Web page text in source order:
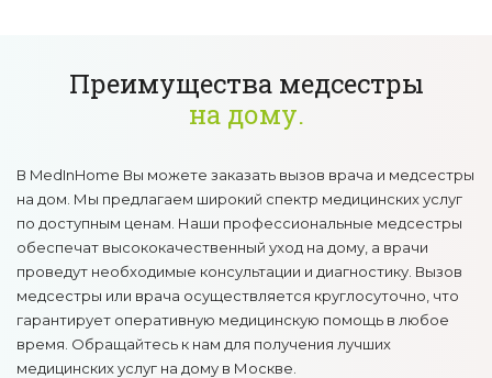
Преимущества медсестры
на дому.
В MedInHome Вы можете заказать вызов врача и медсестры
на дом. Мы предлагаем широкий спектр медицинских услуг
по доступным ценам. Наши профессиональные медсестры
обеспечат высококачественный уход на дому, а врачи
проведут необходимые консультации и диагностику. Вызов
медсестры или врача осуществляется круглосуточно, что
гарантирует оперативную медицинскую помощь в любое
время. Обращайтесь к нам для получения лучших
медицинских услуг на дому в Москве.